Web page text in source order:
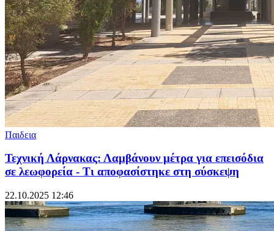
Παιδεια
Τεχνική Λάρνακας: Λαμβάνουν μέτρα για επεισόδια
σε λεωφορεία - Τι αποφασίστηκε στη σύσκεψη
22.10.2025 12:46